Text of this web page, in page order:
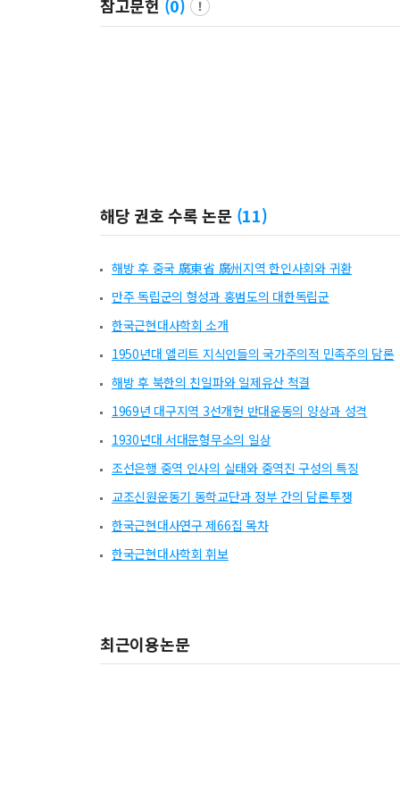
참고문헌 (0)
해당 권호 수록 논문 (11)
해방 후 중국 廣東省 廣州지역 한인사회와 귀환
만주 독립군의 형성과 홍범도의 대한독립군
한국근현대사학회 소개
1950년대 엘리트 지식인들의 국가주의적 민족주의 담론
해방 후 북한의 친일파와 일제유산 척결
1969년 대구지역 3선개헌 반대운동의 양상과 성격
1930년대 서대문형무소의 일상
조선은행 중역 인사의 실태와 중역진 구성의 특징
교조신원운동기 동학교단과 정부 간의 담론투쟁
한국근현대사연구 제66집 목차
한국근현대사학회 휘보
최근이용논문